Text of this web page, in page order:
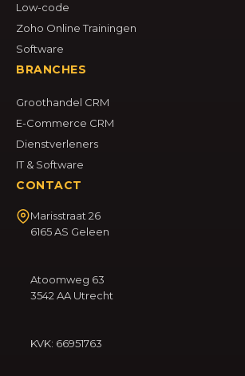
Low-code
Zoho Online Trainingen
Software
BRANCHES
Groothandel CRM
E-Commerce CRM
Dienstverleners
IT & Software
CONTACT
Marisstraat 26
6165 AS Geleen
Atoomweg 63
3542 AA Utrecht
KVK: 66951763